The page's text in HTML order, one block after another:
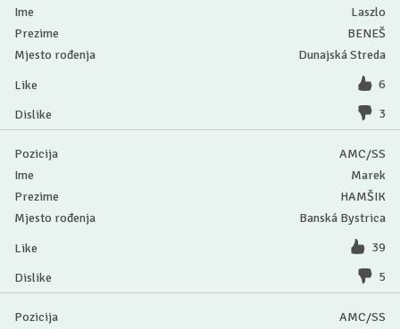
Laszlo
BENEŠ
Dunajská Streda
6
3
AMC/SS
Marek
HAMŠIK
Banská Bystrica
39
5
AMC/SS